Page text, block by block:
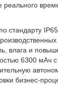
стандарту
влага и
6300 мАч
бизнес-